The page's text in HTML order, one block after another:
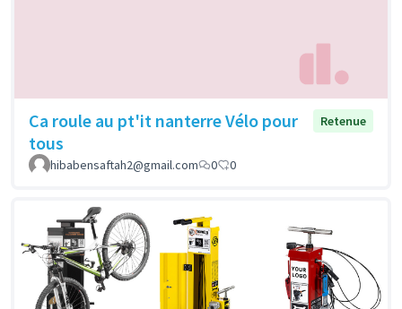
Ca roule au pt'it nanterre Vélo pour
tous
Retenue
hibabensaftah2@gmail.com 0 0